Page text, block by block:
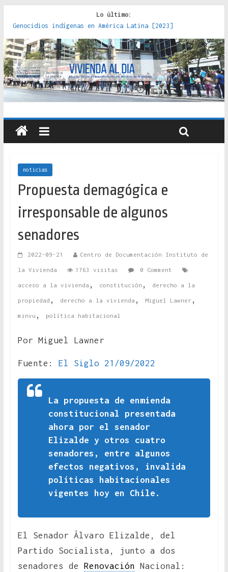
Lo último:
Genocidios indígenas en América Latina [2023]
Estudios sobre la espacialización de los Estados :
políticas, prácticas y representaciones [2022]
Donde el pedernal choca con el acero : hacia una teoría
crítica de las fronteras latinoamericanas [2020]
Criterios técnicos para una vivienda adecuada [2019]
Red de consultorios de la Caja del Seguro Obrero en
Santiago : un patrimonio emblemático [2014]
noticias
Propuesta demagógica e
irresponsable de algunos
senadores
2022-09-21 Centro de Documentación Instituto de
la Vivienda 1763 visitas 0 Comment
acceso a la vivienda , constitución , derecho a la
propiedad , derecho a la vivienda , Miguel Lawner,
minvu , política habitacional
Por Miguel Lawner
Fuente: El Siglo 21/09/2022
La propuesta de enmienda
constitucional presentada
ahora por el senador
Elizalde y otros cuatro
senadores, entre algunos
efectos negativos, invalida
políticas habitacionales
vigentes hoy en Chile.
El Senador Álvaro Elizalde, del
Partido Socialista, junto a dos
senadores de Renovación Nacional: